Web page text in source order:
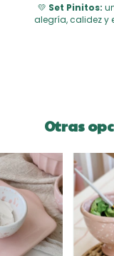
💛 Set Pinitos:
alegría, calidez y
Otras